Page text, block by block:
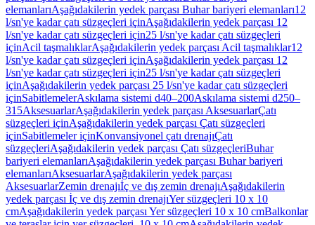
elemanlarıAşağıdakilerin yedek parçası Buhar bariyeri elemanları12
l/sn'ye kadar çatı süzgeçleri içinAşağıdakilerin yedek parçası 12
l/sn'ye kadar çatı süzgeçleri için25 l/sn'ye kadar çatı süzgeçleri
içinAcil taşmalıklarAşağıdakilerin yedek parçası Acil taşmalıklar12
l/sn'ye kadar çatı süzgeçleri içinAşağıdakilerin yedek parçası 12
l/sn'ye kadar çatı süzgeçleri için25 l/sn'ye kadar çatı süzgeçleri
içinAşağıdakilerin yedek parçası 25 l/sn'ye kadar çatı süzgeçleri
içinSabitlemelerAskılama sistemi d40–200Askılama sistemi d250–
315AksesuarlarAşağıdakilerin yedek parçası AksesuarlarÇatı
süzgeçleri içinAşağıdakilerin yedek parçası Çatı süzgeçleri
içinSabitlemeler içinKonvansiyonel çatı drenajıÇatı
süzgeçleriAşağıdakilerin yedek parçası Çatı süzgeçleriBuhar
bariyeri elemanlarıAşağıdakilerin yedek parçası Buhar bariyeri
elemanlarıAksesuarlarAşağıdakilerin yedek parçası
AksesuarlarZemin drenajıİç ve dış zemin drenajıAşağıdakilerin
yedek parçası İç ve dış zemin drenajıYer süzgeçleri 10 x 10
cmAşağıdakilerin yedek parçası Yer süzgeçleri 10 x 10 cmBalkonlar